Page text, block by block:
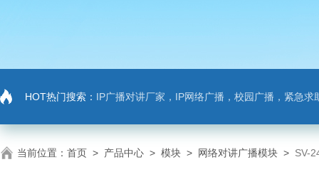
HOT热门搜索： IP广播对讲厂家，IP网络广播，校园广播，紧急求助，IP广播对讲系
当前位置： 首页 > 产品中心 > 模块 > 网络对讲广播模块 > SV-